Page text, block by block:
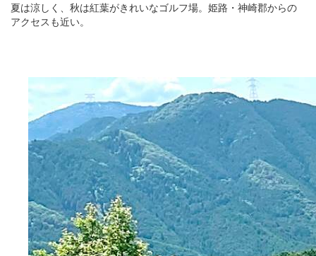
夏は涼しく、秋は紅葉がきれいなゴルフ場。姫路・神崎郡からの
アクセスも近い。